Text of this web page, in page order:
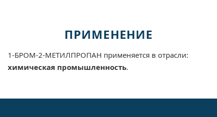
ПРИМЕНЕНИЕ
1-БРОМ-2-МЕТИЛПРОПАН применяется в отрасли:
химическая промышленность.